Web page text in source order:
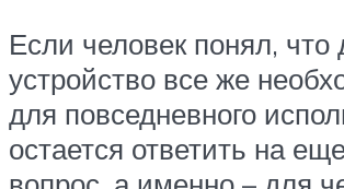
Если человек понял, что
устройство все же
для повседневного
остается ответить на